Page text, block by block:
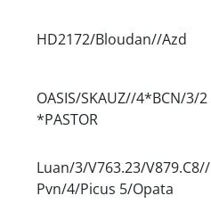
HD2172/Bloudan//Azd
OASIS/SKAUZ//4*BCN/3/2
*PASTOR
Luan/3/V763.23/V879.C8//
Pvn/4/Picus 5/Opata